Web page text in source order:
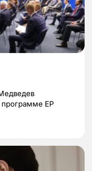
программе ЕР